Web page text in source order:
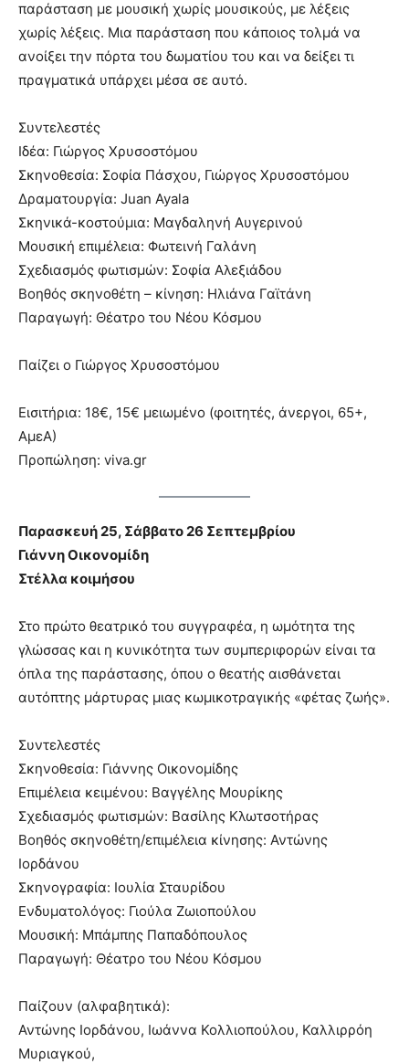
παράσταση με μουσική χωρίς μουσικούς, με λέξεις
χωρίς λέξεις. Μια παράσταση που κάποιος τολμά να
ανοίξει την πόρτα του δωματίου του και να δείξει τι
πραγματικά υπάρχει μέσα σε αυτό.
Συντελεστές
Ιδέα: Γιώργος Χρυσοστόμου
Σκηνοθεσία: Σοφία Πάσχου, Γιώργος Χρυσοστόμου
Δραματουργία: Juan Ayala
Σκηνικά-κοστούμια: Μαγδαληνή Αυγερινού
Μουσική επιμέλεια: Φωτεινή Γαλάνη
Σχεδιασμός φωτισμών: Σοφία Αλεξιάδου
Βοηθός σκηνοθέτη – κίνηση: Ηλιάνα Γαϊτάνη
Παραγωγή: Θέατρο του Νέου Κόσμου
Παίζει ο Γιώργος Χρυσοστόμου
Εισιτήρια: 18€, 15€ μειωμένο (φοιτητές, άνεργοι, 65+,
ΑμεΑ)
Προπώληση: viva.gr
Παρασκευή 25, Σάββατο 26 Σεπτεμβρίου
Γιάννη Οικονομίδη
Στέλλα κοιμήσου
Στο πρώτο θεατρικό του συγγραφέα, η ωμότητα της
γλώσσας και η κυνικότητα των συμπεριφορών είναι τα
όπλα της παράστασης, όπου ο θεατής αισθάνεται
αυτόπτης μάρτυρας μιας κωμικοτραγικής «φέτας ζωής».
Συντελεστές
Σκηνοθεσία: Γιάννης Οικονομίδης
Επιμέλεια κειμένου: Βαγγέλης Μουρίκης
Σχεδιασμός φωτισμών: Bασίλης Κλωτσοτήρας
Βοηθός σκηνοθέτη/επιμέλεια κίνησης: Αντώνης
Ιορδάνου
Σκηνογραφία: Ioυλία Σταυρίδου
Ενδυματολόγος: Γιούλα Ζωιοπούλου
Μουσική: Μπάμπης Παπαδόπουλος
Παραγωγή: Θέατρο του Νέου Κόσμου
Παίζουν (αλφαβητικά):
Αντώνης Ιορδάνου, Ιωάννα Κολλιοπούλου, Καλλιρρόη
Μυριαγκού,